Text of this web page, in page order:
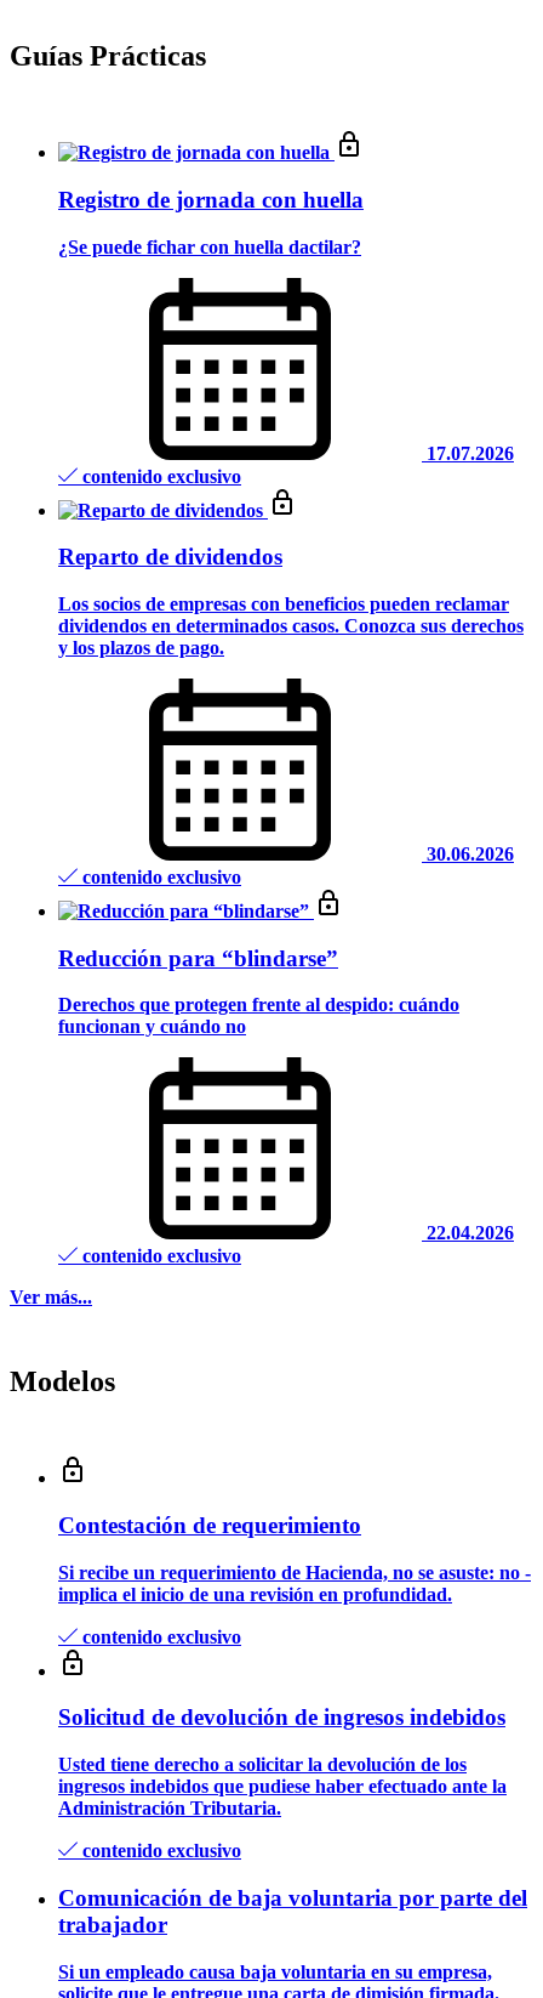
Guías Prácticas
Registro de jornada con huella
¿Se puede fichar con huella dactilar?
17.07.2026
contenido exclusivo
Reparto de dividendos
Los socios de empresas con beneficios pueden reclamar
dividendos en determinados casos. Conozca sus derechos
y los plazos de pago.
30.06.2026
contenido exclusivo
Reducción para “blindarse”
Derechos que protegen frente al despido: cuándo
funcionan y cuándo no
22.04.2026
contenido exclusivo
Ver más...
Modelos
Contestación de requerimiento
Si recibe un requerimiento de Hacienda, no se asuste: no­ ­
implica el inicio de una revisión en profundidad.
contenido exclusivo
Solicitud de devolución de ingresos indebidos
Usted tiene derecho a solicitar la devolución de los
ingresos indebidos que pudiese haber efectuado ante la
Administración Tributaria.
contenido exclusivo
Comunicación de baja voluntaria por parte del
trabajador
Si un empleado causa baja voluntaria en su empresa,
solicite que le entregue una carta de dimisión firmada.